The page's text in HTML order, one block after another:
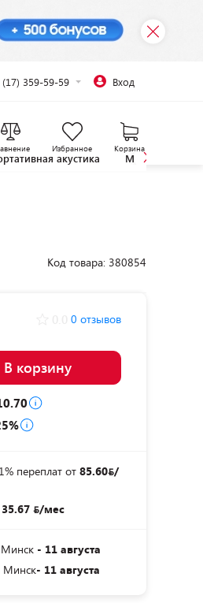
(17) 359-59-59 Вход
Избранное Корзина
акустика
Код товара: 380854
0 отзывов
В корзину
переплат от 85.60 /
35.67 /мес
Минск - 11 августа
Минск- 11 августа